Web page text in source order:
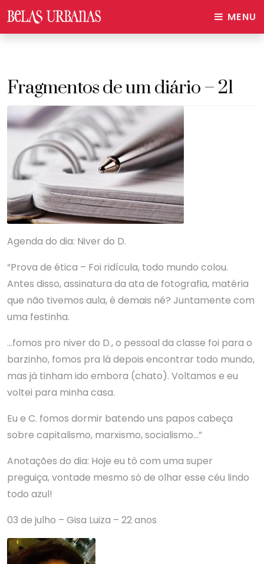
MENU
Fragmentos de um diário – 21
Agenda do dia: Niver do D.
“Prova de ética – Foi ridícula, todo mundo colou.
Antes disso, assinatura da ata de fotografia, matéria
que não tivemos aula, é demais né? Juntamente com
uma festinha.
…fomos pro niver do D., o pessoal da classe foi para o
barzinho, fomos pra lá depois encontrar todo mundo,
mas já tinham ido embora (chato). Voltamos e eu
voltei para minha casa.
Eu e C. fomos dormir batendo uns papos cabeça
sobre capitalismo, marxismo, socialismo…”
Anotações do dia: Hoje eu tô com uma super
preguiça, vontade mesmo só de olhar esse céu lindo
todo azul!
03 de julho – Gisa Luiza – 22 anos